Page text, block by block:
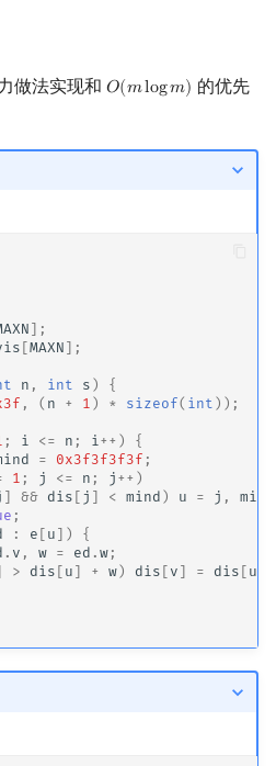
做法实现和𝑂(𝑚log𝑚)
O(mlogm)
的优先
];
[MAXN ];
n , int s )
{
, ( n + 1 ) * sizeof( int ));
; i <= n ; i ++ )
{
= 0x3f3f3f3f ;
1 ; j <= n ; j ++ )
] && dis [ j ] < mind ) u = j ,
mind
;
: e [ u ])
{
. v , w = ed .w ;
> dis [ u ] + w ) dis [ v ] = dis [ u